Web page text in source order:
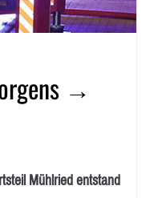
→
Mühlried entstand